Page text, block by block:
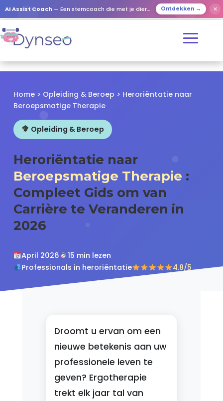
AI Assist Coach — Een stemcoach die met je dierbaren speelt Ontdekken → ✕
Home > Opleiding & Beroep > Heroriëntatie naar
Beroepsmatige Therapie
Opleiding & Beroep
Heroriëntatie naar
Beroepsmatige Therapie :
Compleet Gids om van
Carrière te Veranderen in
2026
April 2026
15 min lezen
Professionals in heroriëntatie
4.8/5
Droomt u ervan om een
nieuwe betekenis aan uw
professionele leven te
geven? Ergotherapie
trekt elk jaar tal van